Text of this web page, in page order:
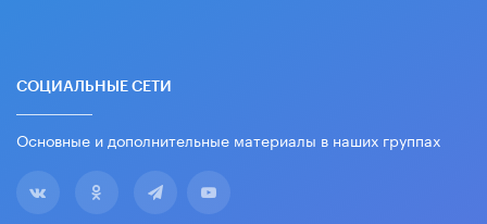
СОЦИАЛЬНЫЕ СЕТИ
Основные и дополнительные материалы в наших группах